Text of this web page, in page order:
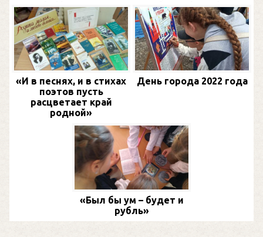
«И в песнях, и в стихах
поэтов пусть
расцветает край
родной»
День города 2022 года
«Был бы ум – будет и
рубль»